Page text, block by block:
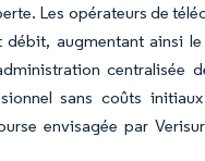
Les opérateurs de
augmentant ainsi
centralisée
sans coûts
envisagée par